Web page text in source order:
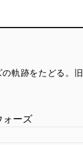
軌跡をたどる。
ォーズ